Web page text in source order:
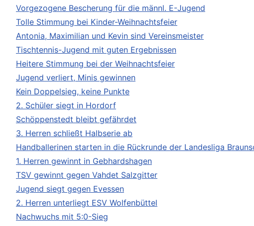
Vorgezogene Bescherung für die männl. E-Jugend
Tolle Stimmung bei Kinder-Weihnachtsfeier
Antonia, Maximilian und Kevin sind Vereinsmeister
Tischtennis-Jugend mit guten Ergebnissen
Heitere Stimmung bei der Weihnachtsfeier
Jugend verliert, Minis gewinnen
Kein Doppelsieg, keine Punkte
2. Schüler siegt in Hordorf
Schöppenstedt bleibt gefährdet
3. Herren schließt Halbserie ab
Handballerinen starten in die Rückrunde der Landesliga
1. Herren gewinnt in Gebhardshagen
TSV gewinnt gegen Vahdet Salzgitter
Jugend siegt gegen Evessen
2. Herren unterliegt ESV Wolfenbüttel
Nachwuchs mit 5:0-Sieg